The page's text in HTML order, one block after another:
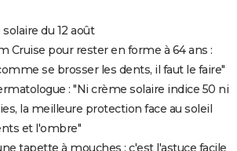
du 12 août
Cruise pour rester en forme à 64 ans :
se brosser les dents, il faut le faire"
: "Ni crème solaire indice 50 ni
la meilleure protection face au soleil
et l'ombre"
tapette à mouches : c'est l'astuce facile